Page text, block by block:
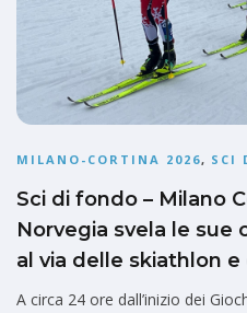
MILANO-CORTINA 2026, SCI
Sci di fondo – Milano
Norvegia svela le sue
al via delle skiathlon
A circa 24 ore dall’inizio dei